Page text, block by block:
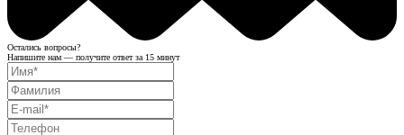
Остались вопросы?
Напишите нам — получите ответ за 15 минут